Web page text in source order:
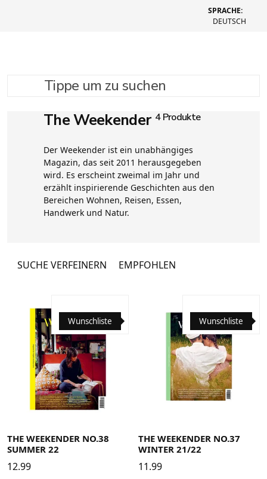
SPRACHE:
DEUTSCH
Tippe um zu suchen
The Weekender 4 Produkte
Der Weekender ist ein unabhängiges
Magazin, das seit 2011 herausgegeben
wird. Es erscheint zweimal im Jahr und
erzählt inspirierende Geschichten aus den
Bereichen Wohnen, Reisen, Essen,
Handwerk und Natur.
SUCHE VERFEINERN EMPFOHLEN
Wunschliste
THE WEEKENDER NO.38
SUMMER 22
12.99
Wunschliste
THE WEEKENDER NO.37
WINTER 21/22
11.99